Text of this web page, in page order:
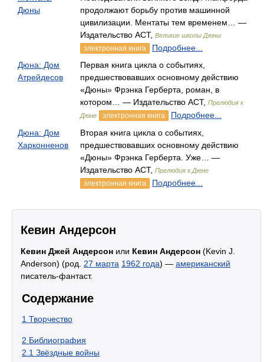
Дюны
продолжают борьбу против машинной
цивилизации. Ментаты тем временем… —
Издательство АСТ, Великие школы Дюны
электронная книга
Подробнее...
Дюна: Дом
Атрейдесов
Первая книга цикла о событиях,
предшествовавших основному действию
«Дюны» Фрэнка Герберта, роман, в
котором… — Издательство АСТ, Прелюдия к
Дюне
электронная книга
Подробнее...
Дюна: Дом
Харконненов
Вторая книга цикла о событиях,
предшествовавших основному действию
«Дюны» Фрэнка Герберта. Уже… —
Издательство АСТ, Прелюдия к Дюне
электронная книга Подробнее...
Кевин Андерсон
Кевин Джей Андерсон или Кевин Андерсон (Kevin J.
Anderson) (род. 27 марта 1962 года) — американский
писатель-фантаст.
Содержание
1 Творчество
2 Библиография
2.1 Звёздные войны